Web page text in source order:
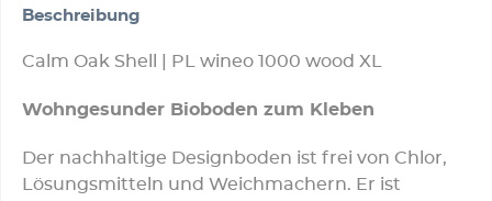
Beschreibung
Calm Oak Shell | PL wineo 1000 wood XL
Wohngesunder Bioboden zum Kleben
Der nachhaltige Designboden ist frei von Chlor,
Lösungsmitteln und Weichmachern. Er ist